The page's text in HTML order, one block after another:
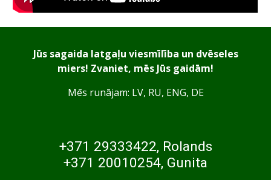
Jūs sagaida latgaļu viesmīlība un dvēseles
miers! Zvaniet, mēs Jūs gaidām!
Mēs runājam: LV, RU, ENG, DE
+371 29333422, Rolands
+371 20010254, Gunita